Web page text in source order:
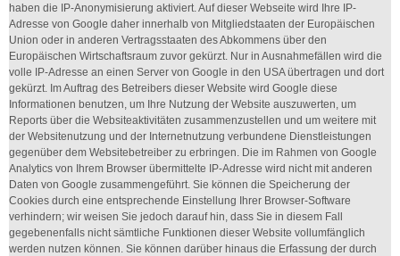
haben die IP-Anonymisierung aktiviert. Auf dieser Webseite wird Ihre IP-
Adresse von Google daher innerhalb von Mitgliedstaaten der Europäischen
Union oder in anderen Vertragsstaaten des Abkommens über den
Europäischen Wirtschaftsraum zuvor gekürzt. Nur in Ausnahmefällen wird die
volle IP-Adresse an einen Server von Google in den USA übertragen und dort
gekürzt. Im Auftrag des Betreibers dieser Website wird Google diese
Informationen benutzen, um Ihre Nutzung der Website auszuwerten, um
Reports über die Websiteaktivitäten zusammenzustellen und um weitere mit
der Websitenutzung und der Internetnutzung verbundene Dienstleistungen
gegenüber dem Websitebetreiber zu erbringen. Die im Rahmen von Google
Analytics von Ihrem Browser übermittelte IP-Adresse wird nicht mit anderen
Daten von Google zusammengeführt. Sie können die Speicherung der
Cookies durch eine entsprechende Einstellung Ihrer Browser-Software
verhindern; wir weisen Sie jedoch darauf hin, dass Sie in diesem Fall
gegebenenfalls nicht sämtliche Funktionen dieser Website vollumfänglich
werden nutzen können. Sie können darüber hinaus die Erfassung der durch